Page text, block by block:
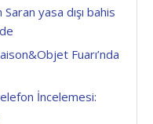
yasa dışı bahis
Fuarı’nda
İncelemesi: